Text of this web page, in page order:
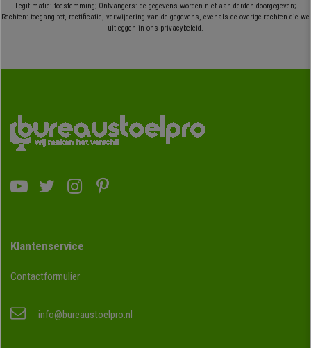
Legitimatie: toestemming; Ontvangers: de gegevens worden niet aan derden doorgegeven;
Rechten: toegang tot, rectificatie, verwijdering van de gegevens, evenals de overige rechten die we
uitleggen in ons privacybeleid.
Klantenservice
Contactformulier
info@bureaustoelpro.nl